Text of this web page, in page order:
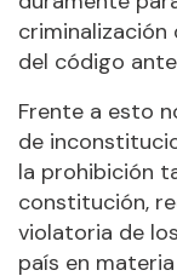
del código
Frente a esto
de
la prohibición
constitución,
violatoria de
país en